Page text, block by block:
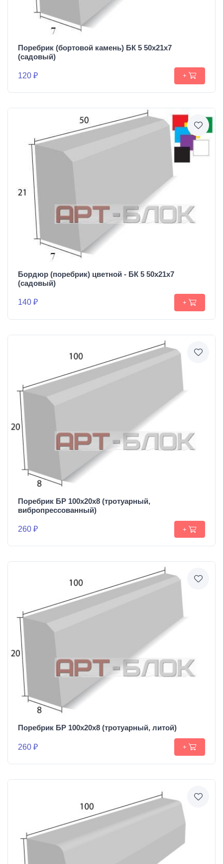
Поребрик (бортовой камень) БК 5 50х21х7
(садовый)
120 ₽ +
Бордюр (поребрик) цветной - БК 5 50х21х7
(садовый)
140 ₽ +
Поребрик БР 100х20х8 (тротуарный,
вибропрессованный)
260 ₽ +
Поребрик БР 100х20х8 (тротуарный, литой)
260 ₽ +